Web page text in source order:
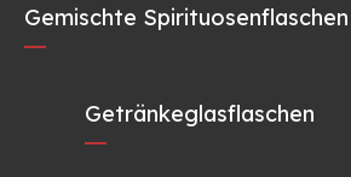
Gemischte Spirituosenflaschen
Getränkeglasflaschen